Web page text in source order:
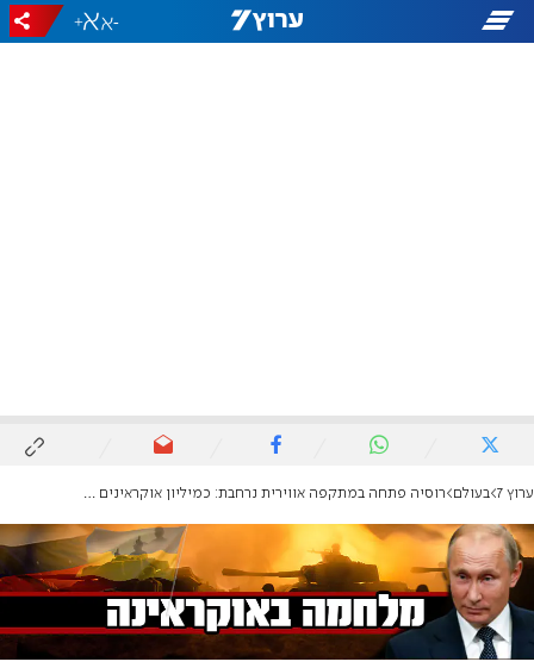
-
+
ערוץ 7 בעולם רוסיה פתחה במתקפה אווירית נרחבת: כמיליון אוקראינים ללא חשמל